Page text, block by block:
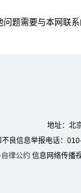
题需要与本网联
地址：北
良信息举报电话：
律公约 信息网络传播